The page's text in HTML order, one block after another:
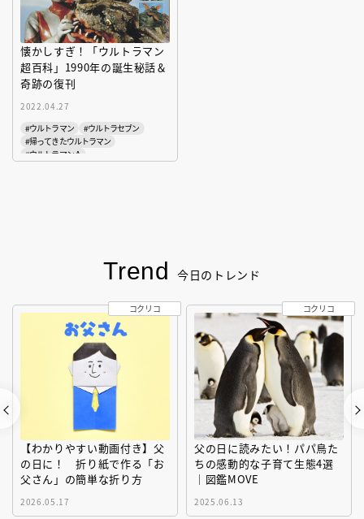
懐かしすぎ！「ウルトラマン
超百科」1990年の誕生秘話＆
奇跡の復刊
2022.04.27
#ウルトラマン
#ウルトラセブン
#帰ってきたウルトラマン
#ウルトラマンＡ
Trend 今日のトレンド
【わかりやすい動画付き】父
の日に！ 折り紙で作る「お
父さん」の簡単な折り方
2026.05.17
コクリコ
父の日に読みたい！パパ鳥た
ちの感動的な子育て生態4選
｜図鑑MOVE
2025.06.13
コクリコ